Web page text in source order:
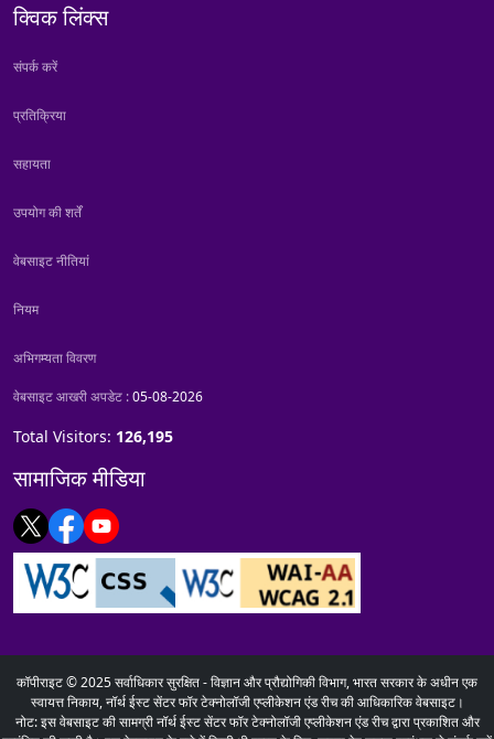
क्विक लिंक्स
संपर्क करें
प्रतिक्रिया
सहायता
उपयोग की शर्तें
वेबसाइट नीतियां
नियम
अभिगम्यता विवरण
वेबसाइट आखरी अपडेट :05-08-2026
Total Visitors: 126,195
सामाजिक मीडिया
कॉपीराइट © 2025 सर्वाधिकार सुरक्षित - विज्ञान और प्रौद्योगिकी विभाग, भारत सरकार के अधीन एक
स्वायत्त निकाय, नॉर्थ ईस्ट सेंटर फॉर टेक्नोलॉजी एप्लीकेशन एंड रीच की आधिकारिक वेबसाइट।
नोट: इस वेबसाइट की सामग्री नॉर्थ ईस्ट सेंटर फॉर टेक्नोलॉजी एप्लीकेशन एंड रीच द्वारा प्रकाशित और